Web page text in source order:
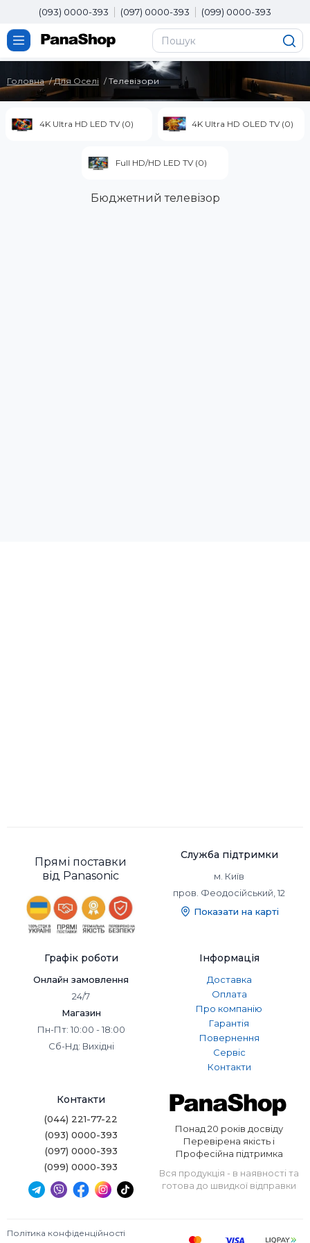
(093) 0000-393 (097) 0000-393 (099) 0000-393
Головна Для Оселі Телевізори
4K Ultra HD LED TV (0) 4K Ultra HD OLED TV (0)
Full HD/HD LED TV (0)
Бюджетний телевізор
Прямі поставки
від Panasonic
Служба підтримки
м. Київ
пров. Феодосійський, 12
Показати на карті
Графік роботи
Онлайн замовлення
24/7
Магазин
Пн-Пт: 10:00 - 18:00
Сб-Нд: Вихідні
Інформація
Доставка
Оплата
Про компанію
Гарантія
Повернення
Сервіс
Контакти
Контакти
(044) 221-77-22
(093) 0000-393
(097) 0000-393
(099) 0000-393
Понад 20 років досвіду
Перевірена якість і
Професійна підтримка
Вся продукція - в наявності та
готова до швидкої відправки
Політика конфіденційності